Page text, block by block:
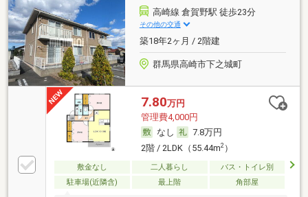
高崎線 倉賀野駅 徒歩23分
その他の交通
築18年2ヶ月 / 2階建
群馬県高崎市下之城町
7.80万円
管理費4,000円
なし
7.8万円
2階 / 2LDK（55.44m2）
敷金なし 二人暮らし
バス・トイレ別
駐車場(近隣含)
最上階 角部屋